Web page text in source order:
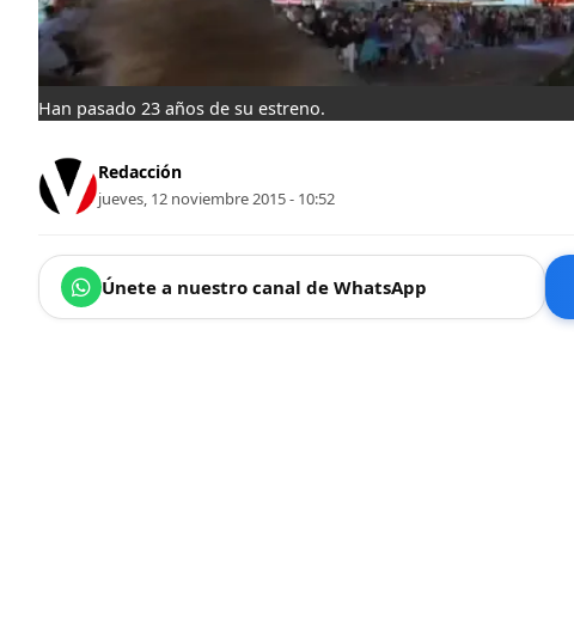
Han pasado 23 años de su estreno.
Redacción
jueves, 12 noviembre 2015 - 10:52
Únete a nuestro canal de WhatsApp